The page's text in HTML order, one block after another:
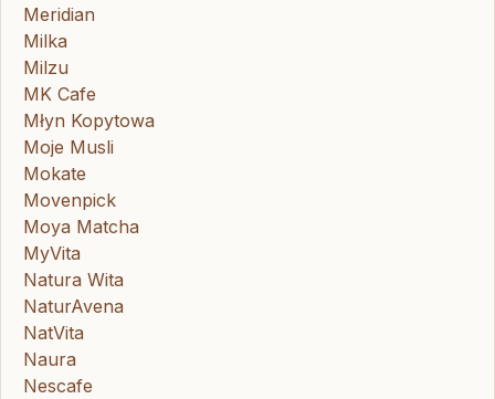
Meridian
Milka
Milzu
MK Cafe
Młyn Kopytowa
Moje Musli
Mokate
Movenpick
Moya Matcha
MyVita
Natura Wita
NaturAvena
NatVita
Naura
Nescafe